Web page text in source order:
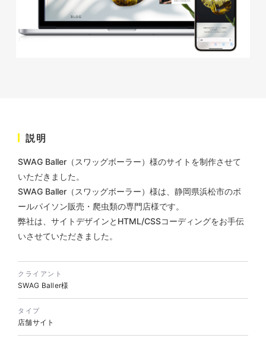
印刷物
#産業廃棄物処理業
株式会社三共様 さんきょちゃ
イラスト・キャラクター
#エコ・環境
説明
SWAG Baller（スワッグボーラー）様のサイトを制作させて
いただきました。
SWAG Baller（スワッグボーラー）様は、 静岡県浜松市のボ
ールパイソン販売・爬虫類の専門店様です。
弊社は、サイトデザインとHTML/CSSコーディングをお手伝
いさせていただきました。
クライアント
SWAG Baller様
タイプ
店舗サイト